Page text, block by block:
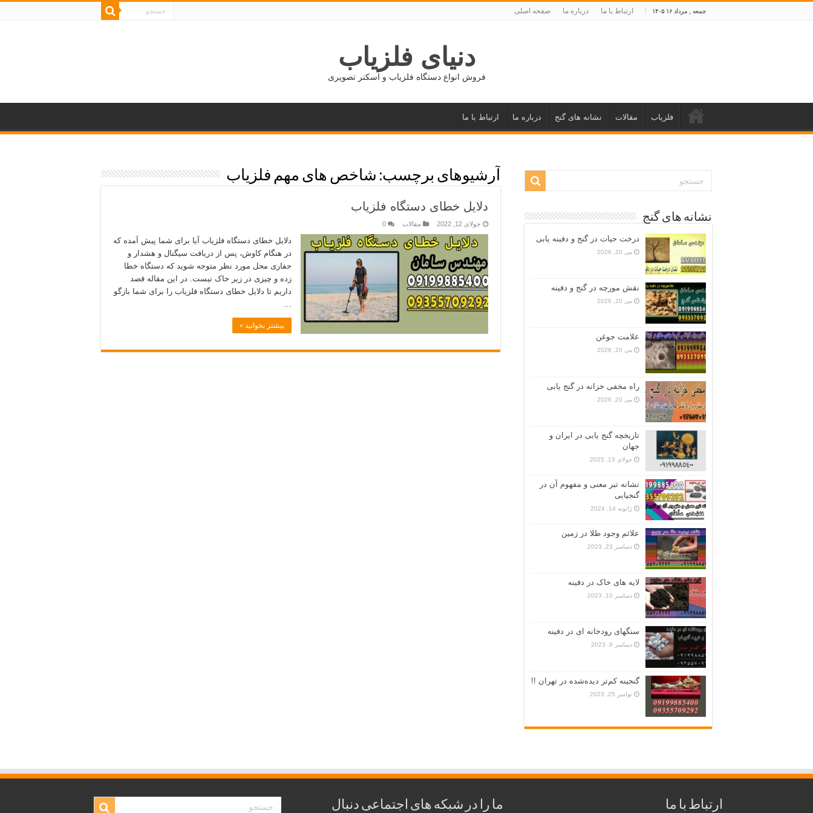
جمعه , مرداد ۱۶ ۱۴۰۵ ارتباط با ما درباره ما صفحه اصلی
دنیای فلزیاب
فروش انواع دستگاه فلزیاب و اسکنر تصویری
فلزیاب مقالات نشانه های گنج درباره ما ارتباط با ما
آرشیوهای برچسب: شاخص های مهم فلزیاب
دلایل خطای دستگاه فلزیاب
جولای 12, 2022 مقالات 0
دلایل خطای دستگاه فلزیاب آیا برای شما پیش آمده که
در هنگام کاوش، پس از دریافت سیگنال و هشدار و
حفاری محل مورد نظر متوجه شوید که دستگاه خطا
زده و چیزی در زیر خاک نیست. در این مقاله قصد
داریم تا دلایل خطای دستگاه فلزیاب را برای شما بازگو
…
بیشتر بخوانید »
نشانه های گنج
درخت حیات در گنج و دفینه یابی
می 20, 2026
نقش مورچه در گنج و دفینه
می 20, 2026
علامت جوغن
می 20, 2026
راه مخفی خزانه در گنج یابی
می 20, 2026
تاریخچه گنج‌ یابی در ایران و
جهان
جولای 13, 2025
نشانه تبر معنی و مفهوم آن در
گنجیابی
ژانویه 14, 2024
علائم وجود طلا در زمین
دسامبر 23, 2023
لایه های خاک در دفینه
دسامبر 10, 2023
سنگهای رودخانه ای در دفینه
دسامبر 9, 2023
گنجینه کم‌تر دیده‌شده در تهران !!
نوامبر 25, 2023
ارتباط با ما ما را در شبکه های اجتماعی دنبال